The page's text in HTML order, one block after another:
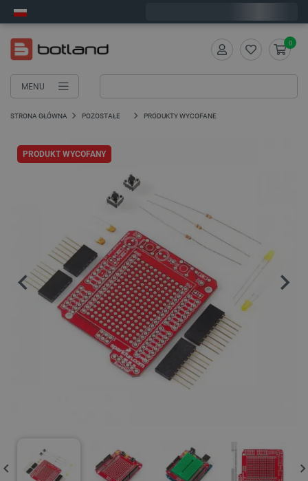
MENU
0
STRONA GŁÓWNA POZOSTAŁE PRODUKTY WYCOFANE
PRODUKT WYCOFANY